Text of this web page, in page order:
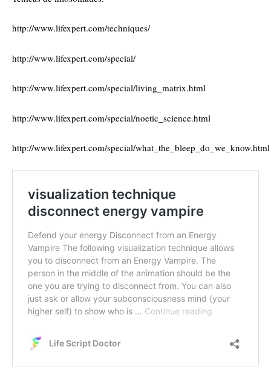
http://www.lifexpert.com/techniques/
http://www.lifexpert.com/special/
http://www.lifexpert.com/special/living_matrix.html
http://www.lifexpert.com/special/noetic_science.html
http://www.lifexpert.com/special/what_the_bleep_do_we_know.html